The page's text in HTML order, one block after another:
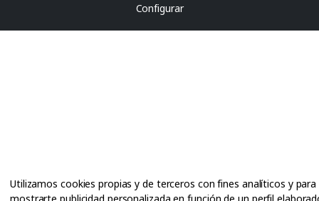
Utilizamos cookies propias y de terceros con fines analíticos y para
Configurar